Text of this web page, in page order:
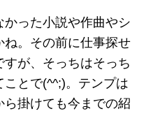
った小説や作曲やシ
。その前に仕事探せ
が、そっちはそっち
とで(^^;)。テンプは
ら掛けても今までの紹